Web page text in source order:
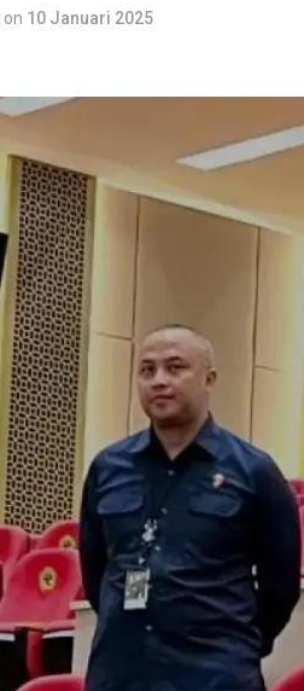
on 10 Januari 2025